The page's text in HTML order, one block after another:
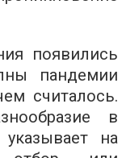
появились
пандемии
считалось.
в
на